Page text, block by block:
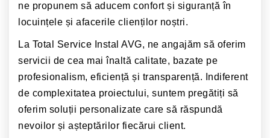
ne propunem să aducem confort și siguranță în
locuințele și afacerile clienților noștri.
La Total Service Instal AVG, ne angajăm să oferim
servicii de cea mai înaltă calitate, bazate pe
profesionalism, eficiență și transparență. Indiferent
de complexitatea proiectului, suntem pregătiți să
oferim soluții personalizate care să răspundă
nevoilor și așteptărilor fiecărui client.